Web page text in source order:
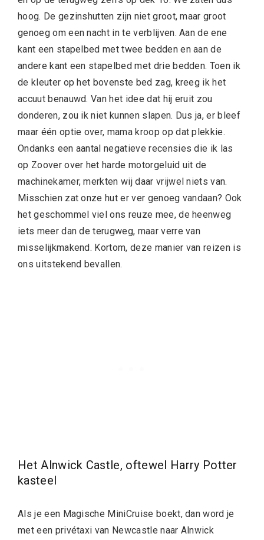
hoog. De gezinshutten zijn niet groot, maar groot
genoeg om een nacht in te verblijven. Aan de ene
kant een stapelbed met twee bedden en aan de
andere kant een stapelbed met drie bedden. Toen ik
de kleuter op het bovenste bed zag, kreeg ik het
accuut benauwd. Van het idee dat hij eruit zou
donderen, zou ik niet kunnen slapen. Dus ja, er bleef
maar één optie over, mama kroop op dat plekkie.
Ondanks een aantal negatieve recensies die ik las
op Zoover over het harde motorgeluid uit de
machinekamer, merkten wij daar vrijwel niets van.
Misschien zat onze hut er ver genoeg vandaan? Ook
het geschommel viel ons reuze mee, de heenweg
iets meer dan de terugweg, maar verre van
misselijkmakend. Kortom, deze manier van reizen is
ons uitstekend bevallen.
Het Alnwick Castle, oftewel Harry Potter
kasteel
Als je een Magische MiniCruise boekt, dan word je
met een privétaxi van Newcastle naar Alnwick